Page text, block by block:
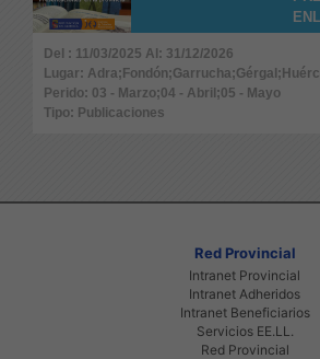
Del : 11/03/2025 Al: 31/12/2026
Lugar:
Perido: 03 - Marzo;04 - Abril;05 - Mayo
Tipo: Publicaciones
Red Provincial
Intranet Provincial
Intranet Adheridos
Intranet Beneficiarios
Servicios EE.LL.
Red Provincial